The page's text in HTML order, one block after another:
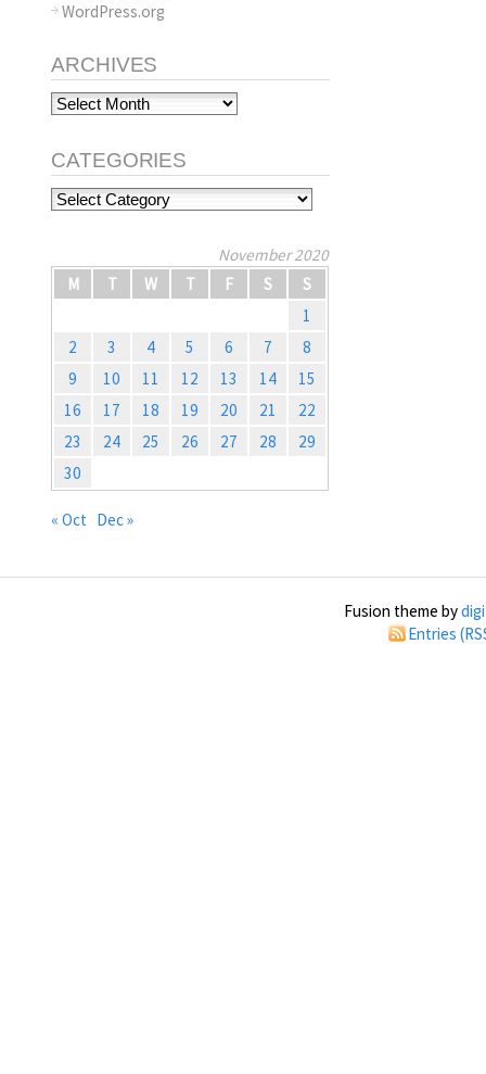
WordPress.org
ARCHIVES
Archives
CATEGORIES
Categories
November 2020
M
T W T F S
S
1
2
3 4 5 6 7
8
9
10 11 12 13 14
15
16
17 18 19 20 21
22
23
24 25 26 27 28
29
30
« Oct Dec »
Fusion theme by
Entries